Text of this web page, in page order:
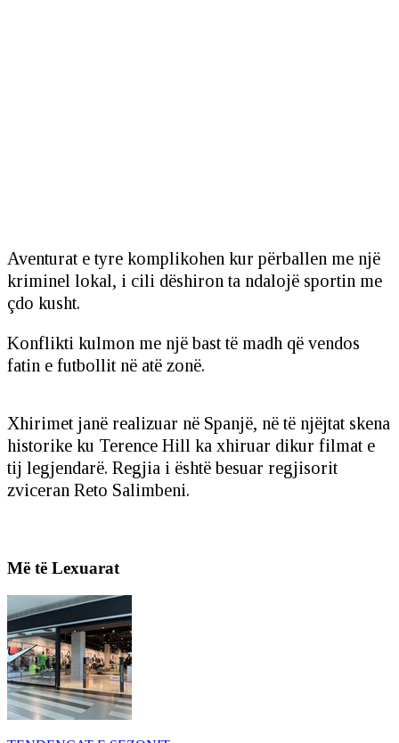
Aventurat e tyre komplikohen kur përballen me një
kriminel lokal, i cili dëshiron ta ndalojë sportin me
çdo kusht.
Konflikti kulmon me një bast të madh që vendos
fatin e futbollit në atë zonë.
Xhirimet janë realizuar në Spanjë, në të njëjtat skena
historike ku Terence Hill ka xhiruar dikur filmat e
tij legjendarë. Regjia i është besuar regjisorit
zviceran Reto Salimbeni.
Më të Lexuarat